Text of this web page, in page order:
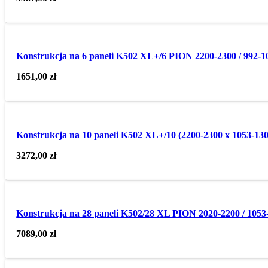
Konstrukcja na 6 paneli K502 XL+/6 PION 2200-2300 / 992-
1651,00zł
Konstrukcja na 10 paneli K502 XL+/10 (2200-2300 x 1053-
3272,00zł
Konstrukcja na 28 paneli K502/28 XL PION 2020-2200 /
7089,00zł